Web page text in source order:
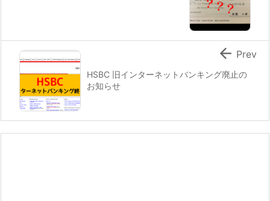
HSBC 旧インターネットバンキング廃止の
お知らせ
 Prev